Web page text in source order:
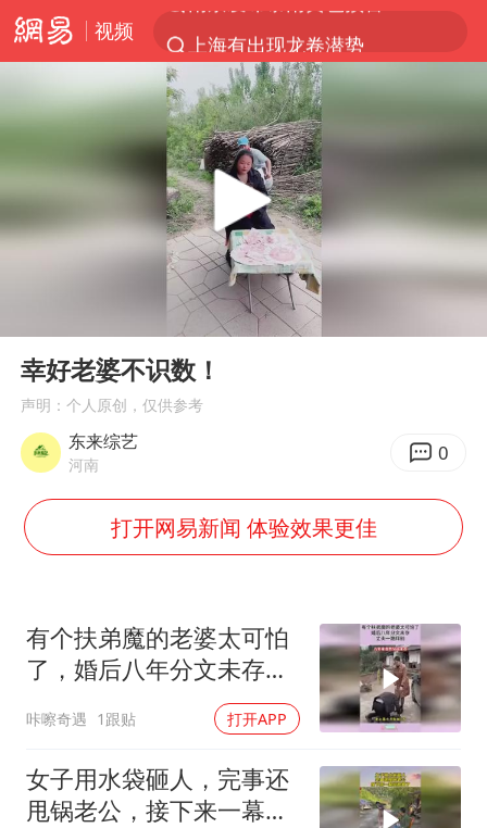
视频
上海有出现龙卷潜势
王传君 《披荆斩棘》
今日15时起福州地铁高架区段停运
2025年小学教师减少13.19万
上海大部迎大暴雨
以军士兵把枪口对准中国记者
笔试第一被劝弃考涉事副校长被撤职
白海豚5次眼壁置换
构建更高水平的全民健身公共服务体系
Play
幸好老婆不识数！
声明：个人原创，仅供参考
东来综艺
河南 0
打开网易新闻 体验效果更佳
有个扶弟魔的老婆太可怕
了，婚后八年分文未存，
咔嚓奇遇 1跟贴 打开APP
女子用水袋砸人，完事还
甩锅老公，接下来一幕没